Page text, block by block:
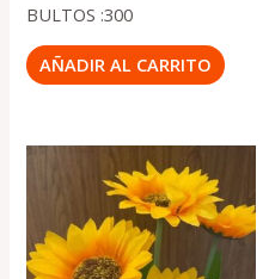
BULTOS :300
AÑADIR AL CARRITO
precio
original
era:
.
₡2,950
precio
actual
es:
.
₡1,950